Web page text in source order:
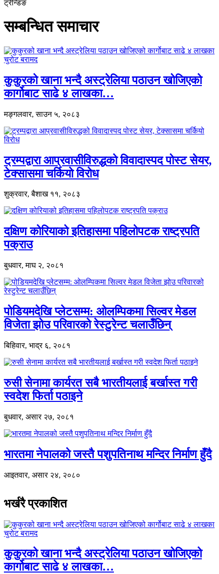
ट्रेन्डिङ
सम्बन्धित समाचार
कुकुरको खाना भन्दै अस्ट्रेलिया पठाउन खोजिएको
कार्गोबाट साढे ४ लाखका…
मङ्गलवार, साउन ५, २०८३
ट्रम्पद्वारा आप्रवासीविरुद्धको विवादास्पद पोस्ट सेयर,
टेक्सासमा चर्कियो विरोध
शुक्रवार, बैशाख ११, २०८३
दक्षिण कोरियाको इतिहासमा पहिलोपटक राष्ट्रपति
पक्राउ
बुधवार, माघ २, २०८१
पोडियमदेखि प्लेटसम्म: ओलम्पिकमा सिल्वर मेडल
विजेता झोउ परिवारको रेस्टुरेन्ट चलाउँछिन्
बिहिवार, भाद्र ६, २०८१
रुसी सेनामा कार्यरत सबै भारतीयलाई बर्खास्त गरी
स्वदेश फिर्ता पठाइने
बुधवार, असार २७, २०८१
भारतमा नेपालको जस्तै पशुपतिनाथ मन्दिर निर्माण हुँदै
आइतवार, असार २४, २०८०
भर्खरै प्रकाशित
कुकुरको खाना भन्दै अस्ट्रेलिया पठाउन खोजिएको
कार्गोबाट साढे ४ लाखका…